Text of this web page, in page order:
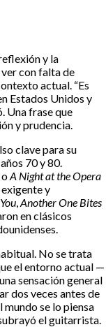
y la
con falta de
actual. “Es
Estados Unidos y
Una frase que
y prudencia.
clave para su
70 y 80.
oA Night at the Opera
y
,Another One Bites
en clásicos
No se trata
el entorno actual —
sensación general
dos veces antes de
mundo se lo piensa
el guitarrista.